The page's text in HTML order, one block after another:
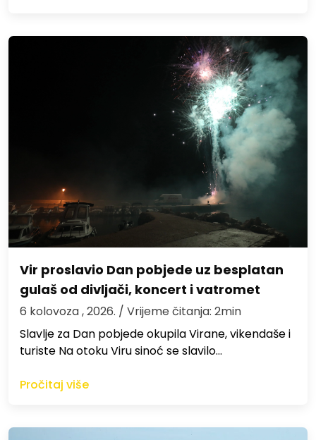
Vir proslavio Dan pobjede uz besplatan
gulaš od divljači, koncert i vatromet
6 kolovoza , 2026. / Vrijeme čitanja: 2min
Slavlje za Dan pobjede okupila Virane, vikendaše i
turiste Na otoku Viru sinoć se slavilo…
Pročitaj više